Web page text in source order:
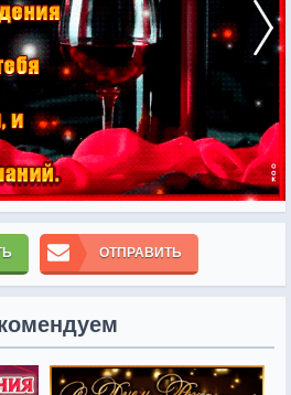
ОТПРАВИТЬ